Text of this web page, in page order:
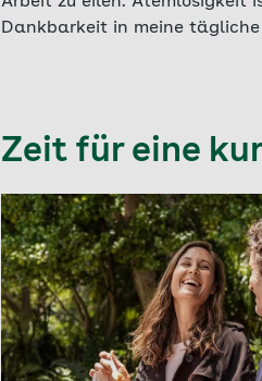
Dankbarkeit in meine
Zeit für eine